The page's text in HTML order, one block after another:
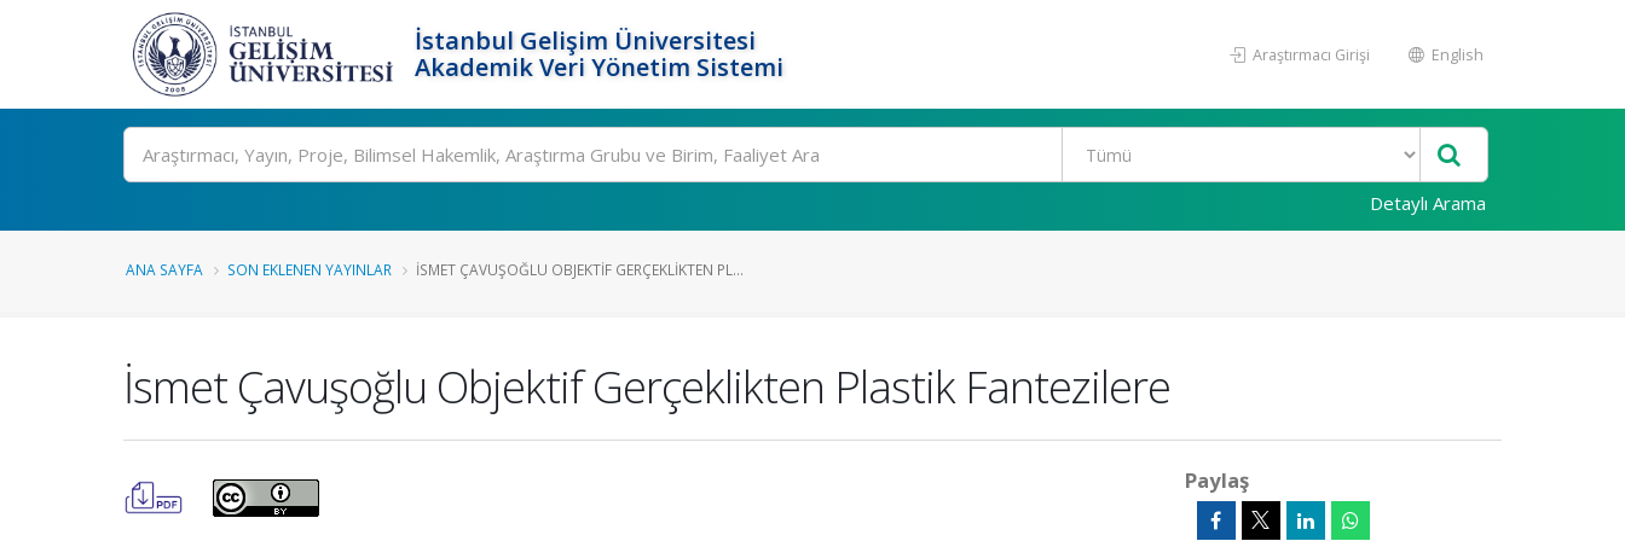
İstanbul Gelişim Üniversitesi
Akademik Veri Yönetim Sistemi
Araştırmacı Girişi English
Ara
Detaylı Arama
ANA SAYFA SON EKLENEN YAYINLAR İSMET ÇAVUŞOĞLU OBJEKTIF GERÇEKLIKTEN PL...
İsmet Çavuşoğlu Objektif Gerçeklikten Plastik Fantezilere
Paylaş